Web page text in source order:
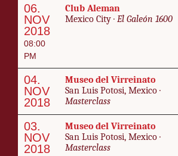
06.
NOV
2018
08:00
PM
Club Ale­man
Mex­i­co City · El Galeón 1600
04.
NOV
2018
Museo del Vir­reina­to
San Luis Po­to­si, Mex­i­co ·
Mas­ter­class
03.
NOV
2018
Museo del Vir­reina­to
San Luis Po­to­si, Mex­i­co ·
Mas­ter­class